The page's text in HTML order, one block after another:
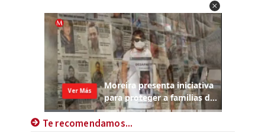
Te recomendamos...